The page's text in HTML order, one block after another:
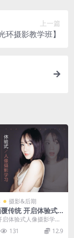
上一篇
摄影教学班】
摄影&后期
习
启体验式人像摄影学来
，蜂鸟摄影 为什么报
看了...
131 12.9